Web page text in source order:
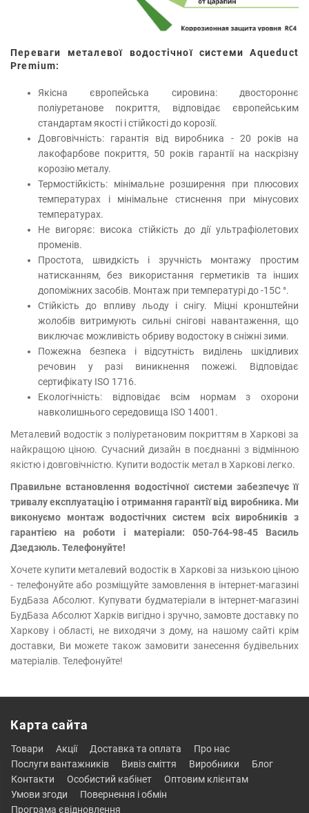
Переваги металевої водостічної системи Aqueduct
Premium:
Якісна європейська сировина: двостороннє
поліуретанове покриття, відповідає європейським
стандартам якості і стійкості до корозії.
Довговічність: гарантія від виробника - 20 років на
лакофарбове покриття, 50 років гарантії на наскрізну
корозію металу.
Термостійкість: мінімальне розширення при плюсових
температурах і мінімальне стиснення при мінусових
температурах.
Не вигоряє: висока стійкість до дії ультрафіолетових
променів.
Простота, швидкість і зручність монтажу простим
натисканням, без використання герметиків та інших
допоміжних засобів. Монтаж при температурі до -15С °.
Стійкість до впливу льоду і снігу. Міцні кронштейни
жолобів витримують сильні снігові навантаження, що
виключає можливість обриву водостоку в сніжні зими.
Пожежна безпека і відсутність виділень шкідливих
речовин у разі виникнення пожежі. Відповідає
сертифікату ISO 1716.
Екологічність: відповідає всім нормам з охорони
навколишнього середовища ISO 14001.
Металевий водостік з поліуретановим покриттям в Харкові за
найкращою ціною. Сучасний дизайн в поєднанні з відмінною
якістю і довговічністю. Купити водостік метал в Харкові легко.
Правильне встановлення водостічної системи забезпечує її
тривалу експлуатацію і отримання гарантії від виробника. Ми
виконуємо монтаж водостічних систем всіх виробників з
гарантією на роботи і матеріали: 050-764-98-45 Василь
Дзедзюль. Телефонуйте!
Хочете купити металевий водостік в Харкові за низькою ціною
- телефонуйте або розміщуйте замовлення в інтернет-магазині
БудБаза Абсолют. Купувати будматеріали в інтернет-магазині
БудБаза Абсолют Харків вигідно і зручно, замовте доставку по
Харкову і області, не виходячи з дому, на нашому сайті крім
доставки, Ви можете також замовити занесення будівельних
матеріалів. Телефонуйте!
Карта сайта
товари акції доставка та оплата
про нас
послуги вантажників
вивіз сміття виробники
блог
контакти
особистий кабінет
оптовим клієнтам
умови згоди
повернення і обмін
програма євідновлення